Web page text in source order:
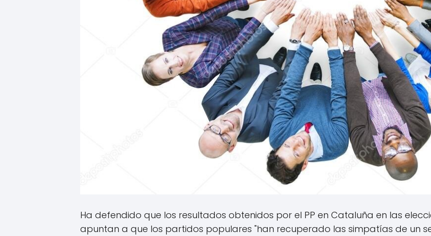
Ha defendido que los resultados obtenidos por el PP en Cataluña en las
apuntan a que los partidos populares "han recuperado las simpatías de un